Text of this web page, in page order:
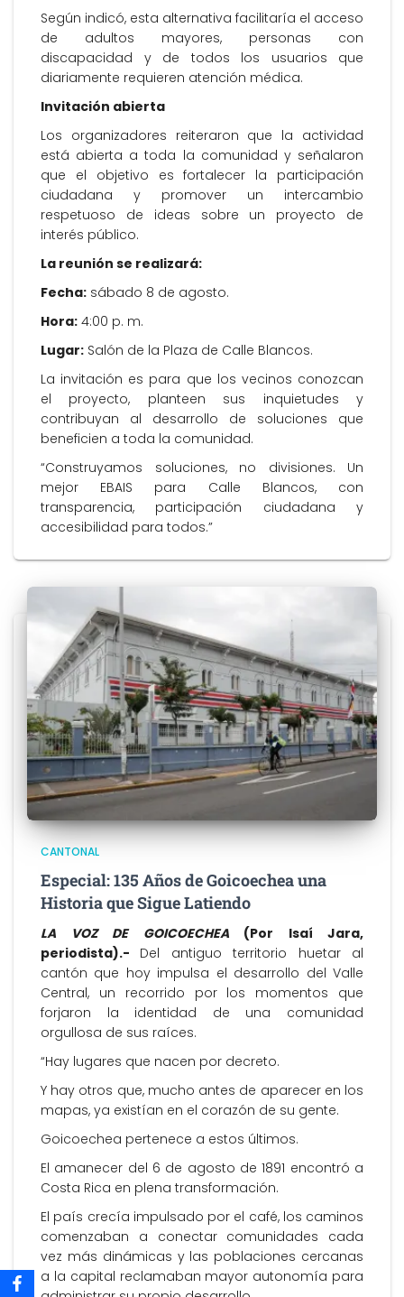
Según indicó, esta alternativa facilitaría el acceso
de adultos mayores, personas con
discapacidad y de todos los usuarios que
diariamente requieren atención médica.
Invitación abierta
Los organizadores reiteraron que la actividad
está abierta a toda la comunidad y señalaron
que el objetivo es fortalecer la participación
ciudadana y promover un intercambio
respetuoso de ideas sobre un proyecto de
interés público.
La reunión se realizará:
Fecha: sábado 8 de agosto.
Hora: 4:00 p. m.
Lugar: Salón de la Plaza de Calle Blancos.
La invitación es para que los vecinos conozcan
el proyecto, planteen sus inquietudes y
contribuyan al desarrollo de soluciones que
beneficien a toda la comunidad.
“Construyamos soluciones, no divisiones. Un
mejor EBAIS para Calle Blancos, con
transparencia, participación ciudadana y
accesibilidad para todos.”
CANTONAL
Especial: 135 Años de Goicoechea una
Historia que Sigue Latiendo
LA VOZ DE GOICOECHEA(Por Isaí Jara,
periodista).- Del antiguo territorio huetar al
cantón que hoy impulsa el desarrollo del Valle
Central, un recorrido por los momentos que
forjaron la identidad de una comunidad
orgullosa de sus raíces.
“Hay lugares que nacen por decreto.
Y hay otros que, mucho antes de aparecer en los
mapas, ya existían en el corazón de su gente.
Goicoechea pertenece a estos últimos.
El amanecer del 6 de agosto de 1891 encontró a
Costa Rica en plena transformación.
El país crecía impulsado por el café, los caminos
comenzaban a conectar comunidades cada
vez más dinámicas y las poblaciones cercanas
a la capital reclamaban mayor autonomía para